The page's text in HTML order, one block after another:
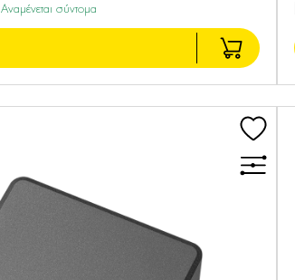
Αναμένεται σύντομα